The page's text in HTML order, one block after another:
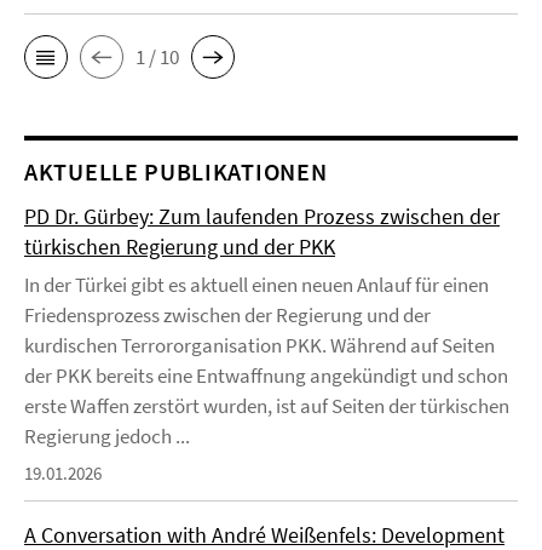
1 / 10
AKTUELLE PUBLIKATIONEN
PD Dr. Gürbey: Zum laufenden Prozess zwischen der
türkischen Regierung und der PKK
In der Türkei gibt es aktuell einen neuen Anlauf für einen
Friedensprozess zwischen der Regierung und der
kurdischen Terrororganisation PKK. Während auf Seiten
der PKK bereits eine Entwaffnung angekündigt und schon
erste Waffen zerstört wurden, ist auf Seiten der türkischen
Regierung jedoch ...
19.01.2026
A Conversation with André Weißenfels: Development